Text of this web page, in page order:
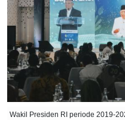
Wakil Presiden RI periode 2019-